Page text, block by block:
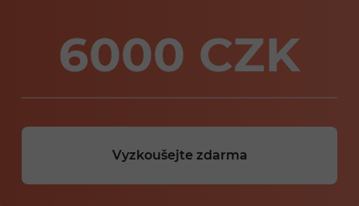
6000 CZK
Vyzkoušejte zdarma